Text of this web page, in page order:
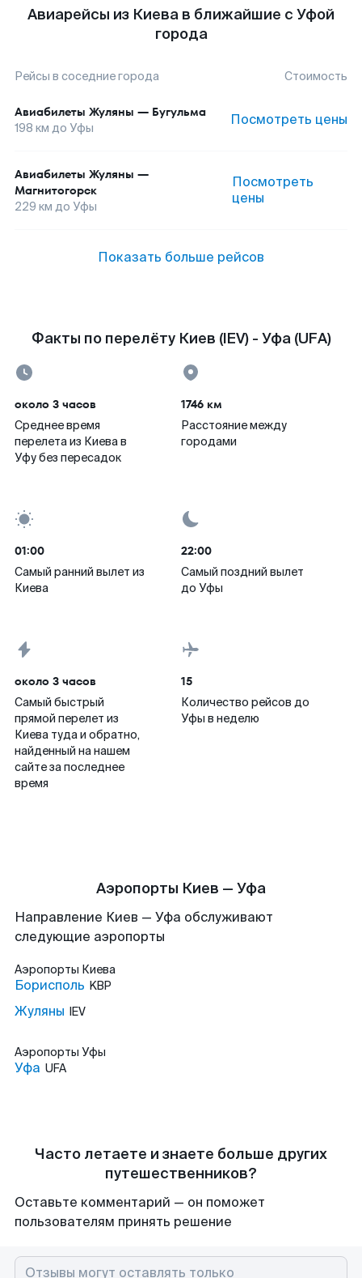
Авиарейсы из Киева в ближайшие с Уфой
города
Рейсы в соседние города Стоимость
Авиабилеты Жуляны — Бугульма
198 км до Уфы Посмотреть цены
Авиабилеты Жуляны —
Магнитогорск
229 км до Уфы
Посмотреть
цены
Показать больше рейсов
Факты по перелёту Киев (IEV) - Уфа (UFA)
около 3 часов
Среднее время
перелета из Киева в
Уфу без пересадок
1746 км
Расстояние между
городами
01:00
Самый ранний вылет из
Киева
22:00
Самый поздний вылет
до Уфы
около 3 часов
Самый быстрый
прямой перелет из
Киева туда и обратно,
найденный на нашем
сайте за последнее
время
15
Количество рейсов до
Уфы в неделю
Аэропорты Киев — Уфа
Направление Киев — Уфа обслуживают
следующие аэропорты
Аэропорты Киева
Борисполь KBP
Жуляны IEV
Аэропорты Уфы
Уфа UFA
Часто летаете и знаете больше других
путешественников?
Оставьте комментарий — он поможет
пользователям принять решение